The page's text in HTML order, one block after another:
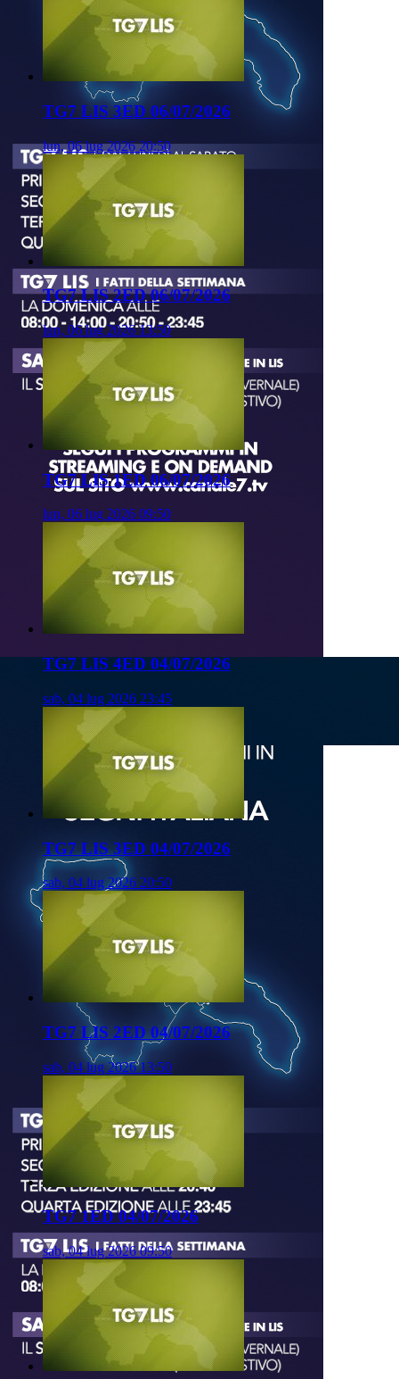
TG7 LIS 3ED 06/07/2026
lun, 06 lug 2026 20:50
TG7 LIS 2ED 06/07/2026
lun, 06 lug 2026 13:50
TG7 LIS 1ED 06/07/2026
lun, 06 lug 2026 09:50
TG7 LIS 4ED 04/07/2026
sab, 04 lug 2026 23:45
TG7 LIS 3ED 04/07/2026
sab, 04 lug 2026 20:50
TG7 LIS 2ED 04/07/2026
sab, 04 lug 2026 13:50
TG7 1ED 04/07/2026
sab, 04 lug 2026 09:50